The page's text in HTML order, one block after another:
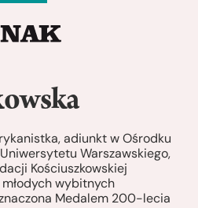
adiunkt w Ośrodku
Warszawskiego,
Kościuszkowskiej
wybitnych
Medalem 200-lecia